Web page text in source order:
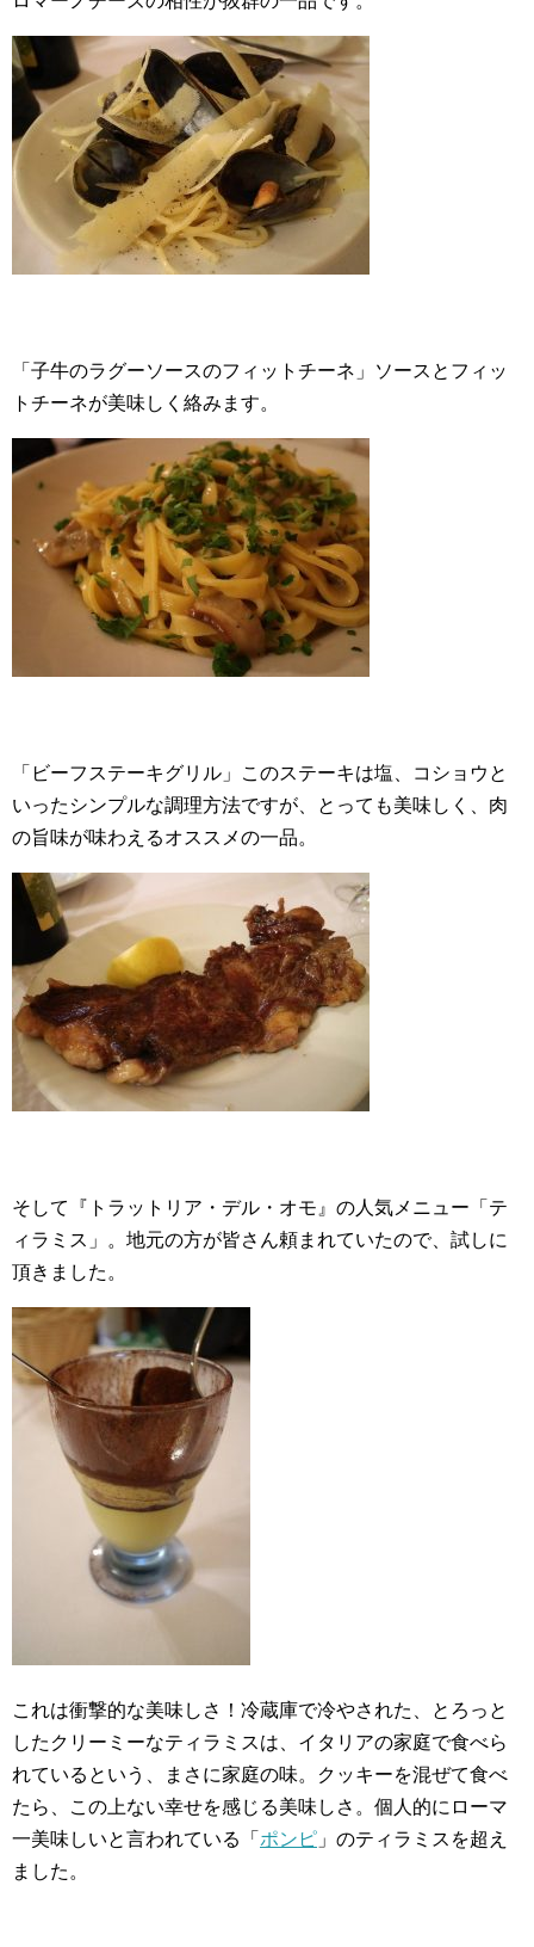
「子牛のラグーソースのフィットチーネ」ソースとフィッ
トチーネが美味しく絡みます。
「ビーフステーキグリル」このステーキは塩、コショウと
いったシンプルな調理方法ですが、とっても美味しく、肉
の旨味が味わえるオススメの一品。
そして『トラットリア・デル・オモ』の人気メニュー「テ
ィラミス」。地元の方が皆さん頼まれていたので、試しに
頂きました。
これは衝撃的な美味しさ！冷蔵庫で冷やされた、とろっと
したクリーミーなティラミスは、イタリアの家庭で食べら
れているという、まさに家庭の味。クッキーを混ぜて食べ
たら、この上ない幸せを感じる美味しさ。個人的にローマ
一美味しいと言われている「 ポンピ 」のティラミスを超え
ました。